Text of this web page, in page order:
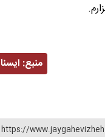
منبع: ايسنا
https://